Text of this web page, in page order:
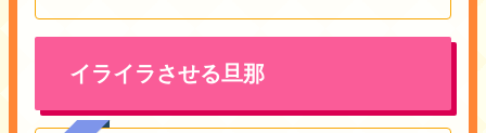
イライラさせる旦那